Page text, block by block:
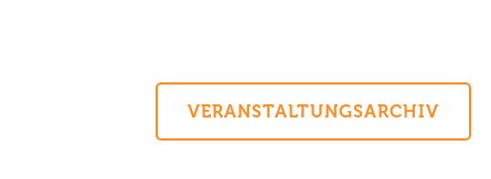
VERANSTALTUNGSARCHIV